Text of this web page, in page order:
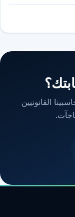
القانونيين